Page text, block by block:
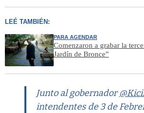
LEÉ TAMBIÉN:
PARA AGENDAR
Comenzaron a grabar la
Jardín de Bronce”
Junto al gobernador
intendentes de 3 de